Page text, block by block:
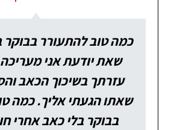
כמה טוב להתעורר בבוקר
שאת יודעת אני
עזרתך בשיכוך הכאב
שאתו הגעתי אליך. כמה
בבוקר בלי כאב אחרי